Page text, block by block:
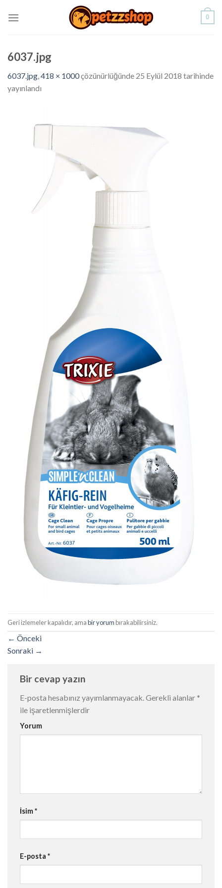
0
6037.jpg
6037.jpg,418 × 1000çözünürlüğünde 25 Eylül 2018 tarihinde
yayınlandı
Geri izlemeler kapalıdır, amabir yorumbırakabilirsiniz.
← Önceki
Sonraki →
Bir cevap yazın
E-posta hesabınız yayımlanmayacak.Gerekli alanlar *
ile işaretlenmişlerdir
Yorum
İsim*
E-posta *